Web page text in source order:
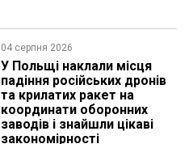
04 серпня 2026
У Польщі наклали місця
падіння російських дронів
та крилатих ракет на
координати оборонних
заводів і знайшли цікаві
закономірності